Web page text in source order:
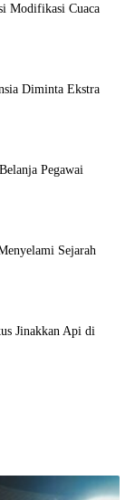
Modifikasi Cuaca
Diminta Ekstra
Pegawai
Sejarah
Jinakkan Api di